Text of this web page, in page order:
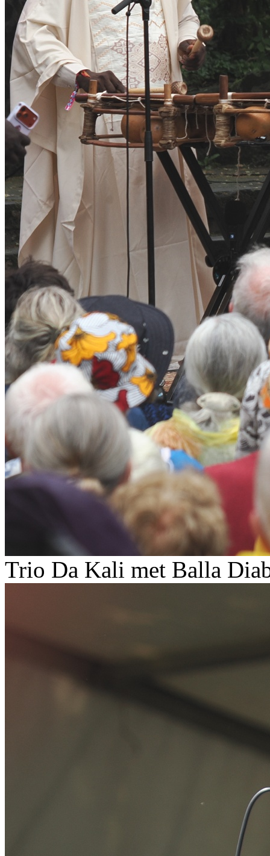
Trio Da Kali met Balla